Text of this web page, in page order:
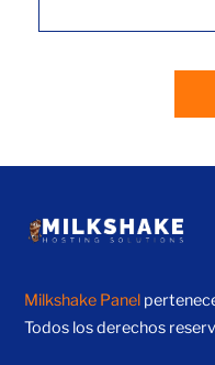
Milkshake Panel
Todos los derechos